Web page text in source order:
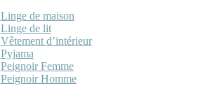
Linge de maison
Linge de lit
Vêtement d’intérieur
Pyjama
Peignoir Femme
Peignoir Homme